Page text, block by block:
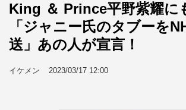
King ＆ Prince平野紫耀に
「ジャニー氏のタブーを
送」あの人が宣言！
イケメン 2023/03/17 12:00